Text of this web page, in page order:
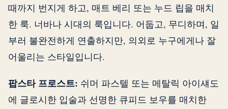
때까지 번지게 하고, 매트 베리 또는 누드 립을 매치
한 룩. 너바나 시대의 룩입니다. 어둡고, 무디하며, 일
부러 불완전하게 연출하지만, 의외로 누구에게나 잘
어울리는 스타일입니다.
팝스타 프로스트: 쉬머 파스텔 또는 메탈릭 아이섀도
에 글로시한 입술과 선명한 큐피드 보우를 매치한